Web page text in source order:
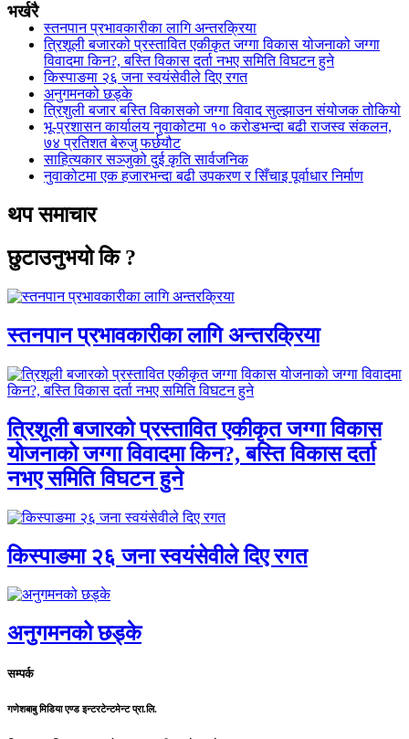
भर्खरै
स्तनपान प्रभावकारीका लागि अन्तरक्रिया
त्रिशूली बजारको प्रस्तावित एकीकृत जग्गा विकास योजनाको जग्गा
विवादमा किन?, बस्ति विकास दर्ता नभए समिति विघटन हुने
किस्पाङमा २६ जना स्वयंसेवीले दिए रगत
अनुगमनको छड्के
त्रिशुली बजार बस्ति विकासको जग्गा विवाद सुल्झाउन संयोजक तोकियो
भू-प्रशासन कार्यालय नुवाकोटमा १० करोडभन्दा बढी राजस्व संकलन,
७४ प्रतिशत बेरुजु फर्छयौट
साहित्यकार सञ्जुको दुई कृति सार्वजनिक
नुवाकोटमा एक हजारभन्दा बढी उपकरण र सिँचाइ पूर्वाधार निर्माण
थप समाचार
छुटाउनुभयो कि ?
स्तनपान प्रभावकारीका लागि अन्तरक्रिया
त्रिशूली बजारको प्रस्तावित एकीकृत जग्गा विकास
योजनाको जग्गा विवादमा किन?, बस्ति विकास दर्ता
नभए समिति विघटन हुने
किस्पाङमा २६ जना स्वयंसेवीले दिए रगत
अनुगमनको छड्के
सम्पर्क
गणेशबाबु मिडिया एण्ड इन्टरटेन्टमेन्ट प्रा.लि.